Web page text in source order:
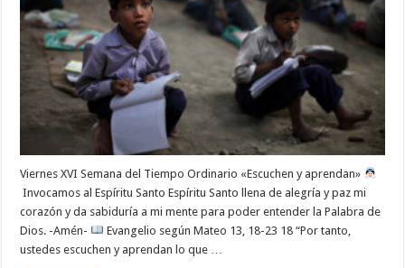
Viernes XVI Semana del Tiempo Ordinario «Escuchen y aprendan»
Invocamos al Espíritu Santo Espíritu Santo llena de alegría y paz mi
corazón y da sabiduría a mi mente para poder entender la Palabra de
Dios. -Amén-
Evangelio según Mateo 13, 18-23 18 “Por tanto,
ustedes escuchen y aprendan lo que …